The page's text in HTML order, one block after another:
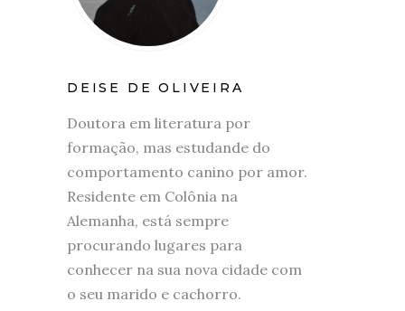
DEISE DE OLIVEIRA
Doutora em literatura por
formação, mas estudande do
comportamento canino por amor.
Residente em Colônia na
Alemanha, está sempre
procurando lugares para
conhecer na sua nova cidade com
o seu marido e cachorro.